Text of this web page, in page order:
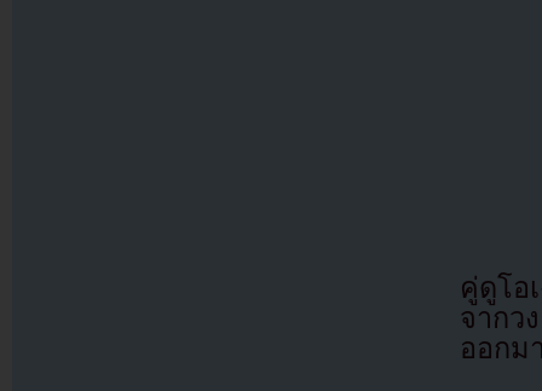
คู่ดูโอ
จากว
ออกม